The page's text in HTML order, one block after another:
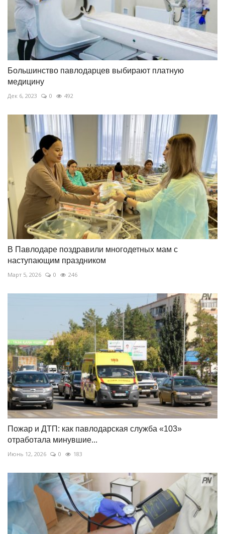
Большинство павлодарцев выбирают платную
медицину
Дек 6, 2023 0 492
В Павлодаре поздравили многодетных мам с
наступающим праздником
Март 5, 2026 0 246
Пожар и ДТП: как павлодарская служба «103»
отработала минувшие...
Июнь 12, 2026 0 183